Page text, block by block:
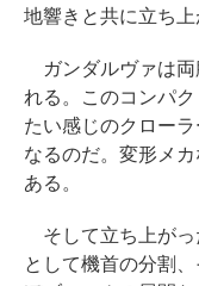
地響きと共に立ち上
ガンダルヴァは両
れる。このコンパ
たい感じのクロー
なるのだ。変形メ
ある。
そして立ち上がっ
として機首の分割